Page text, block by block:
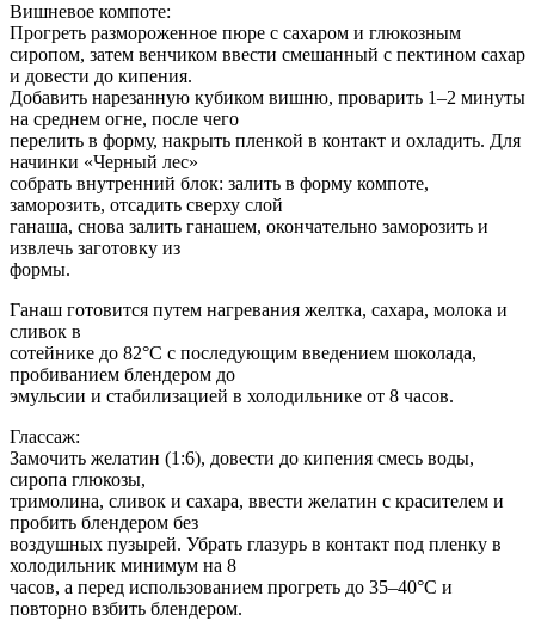
Вишневое компоте:
Прогреть размороженное пюре с сахаром и глюкозным
сиропом, затем венчиком ввести смешанный с пектином сахар
и довести до кипения.
Добавить нарезанную кубиком вишню, проварить 1–2 минуты
на среднем огне, после чего
перелить в форму, накрыть пленкой в контакт и охладить. Для
начинки «Черный лес»
собрать внутренний блок: залить в форму компоте,
заморозить, отсадить сверху слой
ганаша, снова залить ганашем, окончательно заморозить и
извлечь заготовку из
формы.
Ганаш готовится путем нагревания желтка, сахара, молока и
сливок в
сотейнике до 82°C с последующим введением шоколада,
пробиванием блендером до
эмульсии и стабилизацией в холодильнике от 8 часов.
Глассаж:
Замочить желатин (1:6), довести до кипения смесь воды,
сиропа глюкозы,
тримолина, сливок и сахара, ввести желатин с красителем и
пробить блендером без
воздушных пузырей. Убрать глазурь в контакт под пленку в
холодильник минимум на 8
часов, а перед использованием прогреть до 35–40°C и
повторно взбить блендером.